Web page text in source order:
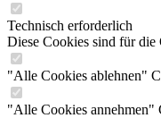
Technisch erforderlich
Diese Cookies sind für
"Alle Cookies ablehnen"
"Alle Cookies annehmen"